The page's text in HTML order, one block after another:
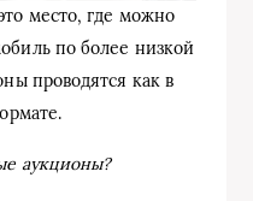
место, где можно
по более низкой
проводятся как в
аукционы?